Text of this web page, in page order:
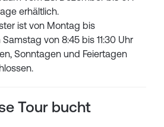
erhältlich.
ist von Montag bis
von 8:45 bis 11:30 Uhr
Sonntagen und Feiertagen
Tour bucht